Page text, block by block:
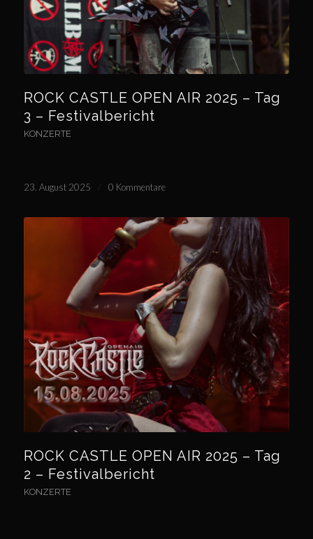
ROCK CASTLE OPEN AIR 2025 – Tag
3 – Festivalbericht
KONZERTE
23. August 2025 0 Kommentare
ROCK CASTLE OPEN AIR 2025 – Tag
2 – Festivalbericht
KONZERTE